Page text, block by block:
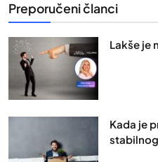
Preporučeni članci
Lakše je
Kada je